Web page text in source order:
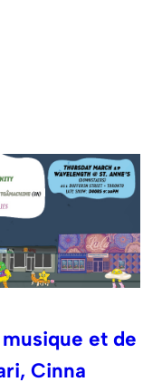
et de
Cinna